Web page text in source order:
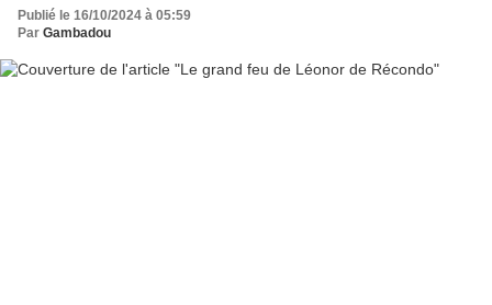
Publié le 16/10/2024 à 05:59
Par Gambadou